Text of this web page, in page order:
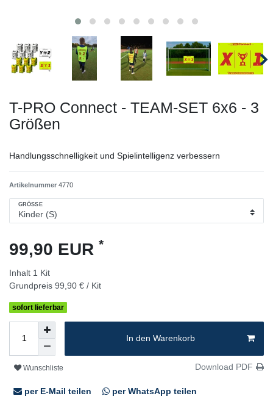
T-PRO Connect - TEAM-SET 6x6 - 3
Größen
Handlungsschnelligkeit und Spielintelligenz verbessern
Artikelnummer 4770
GRÖSSE
99,90 EUR *
Inhalt 1 Kit
Grundpreis 99,90 € / Kit
sofort lieferbar
In den Warenkorb
Wunschliste Download PDF
per E-Mail teilen per WhatsApp teilen